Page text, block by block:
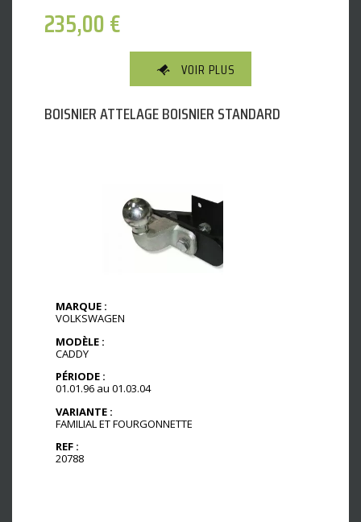
235,00€
VOIR PLUS
BOISNIER ATTELAGE BOISNIER STANDARD
MARQUE :
VOLKSWAGEN
MODÈLE :
CADDY
PÉRIODE :
01.01.96 au 01.03.04
VARIANTE :
FAMILIAL ET FOURGONNETTE
REF :
20788